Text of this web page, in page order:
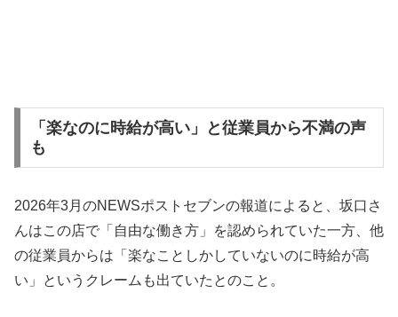
「楽なのに時給が高い」と従業員から不満の声
も
2026年3月のNEWSポストセブンの報道によると、坂口さ
んはこの店で「自由な働き方」を認められていた一方、他
の従業員からは「楽なことしかしていないのに時給が高
い」というクレームも出ていたとのこと。